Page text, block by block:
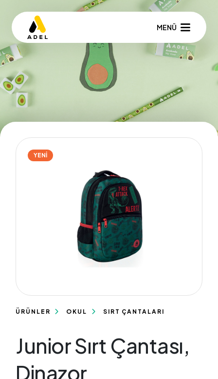
MENÜ
YENİ
ÜRÜNLER OKUL SIRT ÇANTALARI
Junior Sırt Çantası,
Dinazor